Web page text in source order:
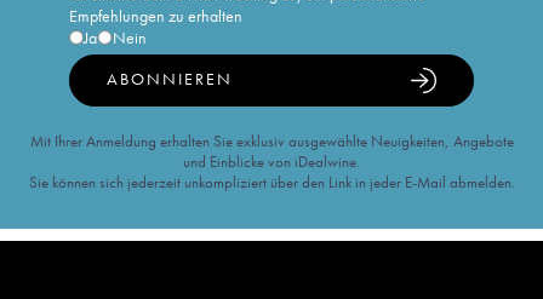
Empfehlungen zu erhalten
Ja
Nein
ABONNIEREN
Mit Ihrer Anmeldung erhalten Sie exklusiv ausgewählte Neuigkeiten, Angebote
und Einblicke von iDealwine.
Sie können sich jederzeit unkompliziert über den Link in jeder E-Mail abmelden.